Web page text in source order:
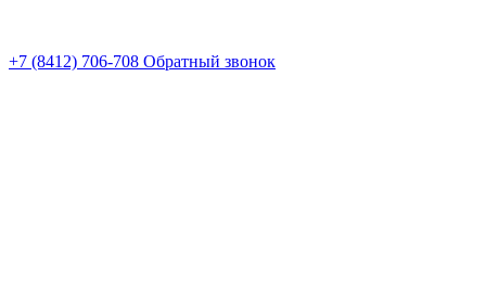
+7 (8412) 706-708 Обратный звонок